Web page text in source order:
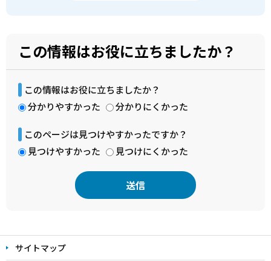
この情報はお役に立ちましたか？
この情報はお役に立ちましたか？
分かりやすかった
分かりにくかった
このページは見つけやすかったですか？
見つけやすかった
見つけにくかった
文
こ サイトマップ